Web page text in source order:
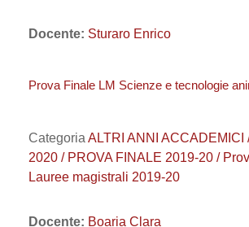
Docente: Sturaro Enrico
Prova Finale LM Scienze e tecnologie
Categoria ALTRI ANNI ACCADEMICI
2020 / PROVA FINALE 2019-20 /
Lauree magistrali 2019-20
Docente: Boaria Clara